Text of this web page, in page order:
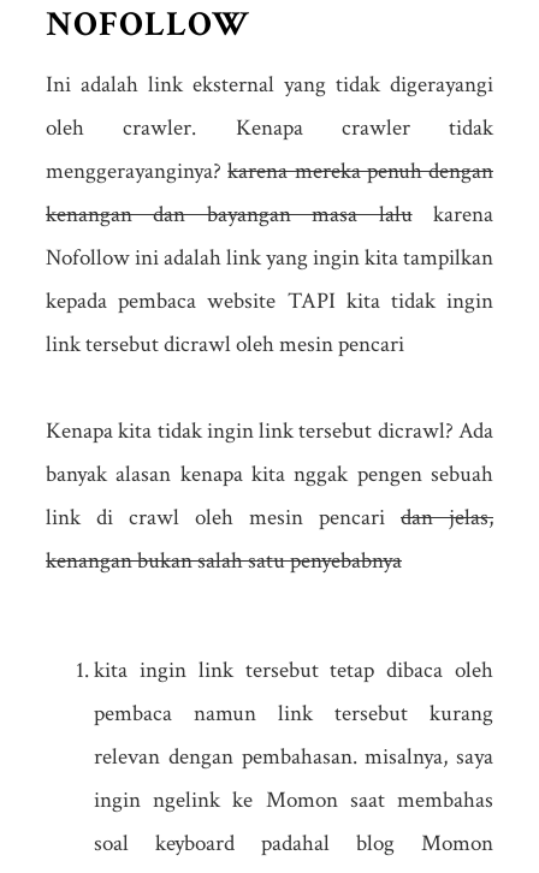
NOFOLLOW
Ini adalah link eksternal yang tidak digerayangi
oleh crawler. Kenapa crawler tidak
menggerayanginya?karena mereka penuh dengan
kenangan dan bayangan masa lalukarena
Nofollow ini adalah link yang ingin kita tampilkan
kepada pembaca website TAPI kita tidak ingin
link tersebut dicrawl oleh mesin pencari
Kenapa kita tidak ingin link tersebut dicrawl? Ada
banyak alasan kenapa kita nggak pengen sebuah
link di crawl oleh mesin pencari dan jelas,
kenangan bukan salah satu penyebabnya
kita ingin link tersebut tetap dibaca oleh
pembaca namun link tersebut kurang
relevan dengan pembahasan. misalnya, saya
ingin ngelink ke Momon saat membahas
soal keyboard padahal blog Momon